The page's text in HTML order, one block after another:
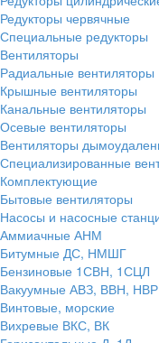
Редукторы червячные
Специальные редукторы
Вентиляторы
Радиальные вентиляторы
Крышные вентиляторы
Канальные вентиляторы
Осевые вентиляторы
Вентиляторы
Специализированные
Комплектующие
Бытовые вентиляторы
Насосы и насосные
Аммиачные АНМ
Битумные ДС, НМШГ
Бензиновые 1СВН, 1СЦЛ
Вакуумные АВЗ, ВВН, НВР
Винтовые, морские
Вихревые ВКС, ВК